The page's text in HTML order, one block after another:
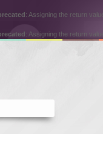
Deprecated: Assigning the return
Deprecated: Assigning the return